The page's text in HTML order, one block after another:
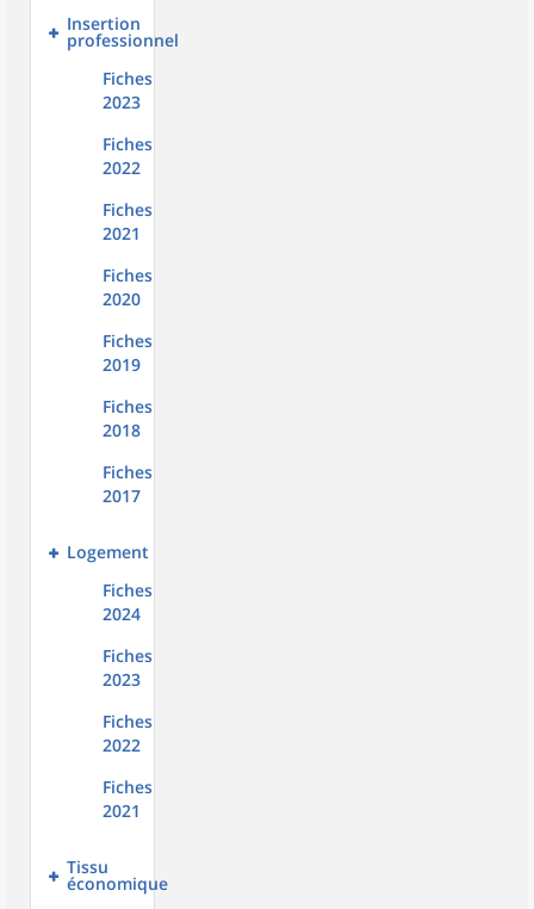
Insertion
professionnelle
Fiches
2023
Fiches
2022
Fiches
2021
Fiches
2020
Fiches
2019
Fiches
2018
Fiches
2017
Logement
Fiches
2024
Fiches
2023
Fiches
2022
Fiches
2021
Tissu
économique